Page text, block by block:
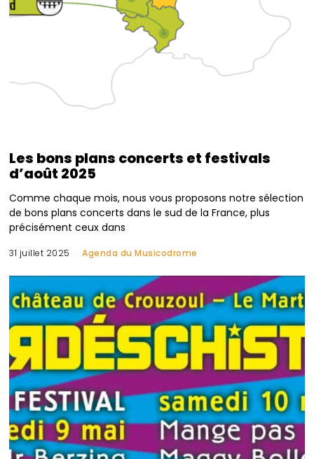
Les bons plans concerts et festivals
d’août 2025
Comme chaque mois, nous vous proposons notre sélection
de bons plans concerts dans le sud de la France, plus
précisément ceux dans
31 juillet 2025 Agenda du Musicodrome